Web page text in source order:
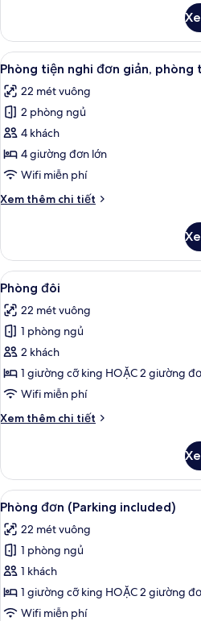
Phòng
(Silken
Club)
Xem
tất
cả
ảnh
Phòng
tiện
nghi
giản,
nhau
(4
people)
5
Phòng tiện nghi đơn giản,
22 mét vuông
2 phòng ngủ
4 khách
4 giường đơn lớn
Wifi miễn phí
Xem thêm chi tiết
Chi
Phòng
tiện
nghi
giản,
phòng
nhau
(4
people)
Xem
tất
cả
ảnh
Phòng
đôi
8
Phòng đôi
22 mét vuông
1 phòng ngủ
2 khách
1 giường cỡ king HOẶC 2 giường
Wifi miễn phí
Xem thêm chi tiết
Chi
Phòng
đôi
Xem
tất
cả
ảnh
Phòng
đơn
(Parking
8
Phòng đơn (Parking included)
22 mét vuông
1 phòng ngủ
1 khách
1 giường cỡ king HOẶC 2 giường
Wifi miễn phí